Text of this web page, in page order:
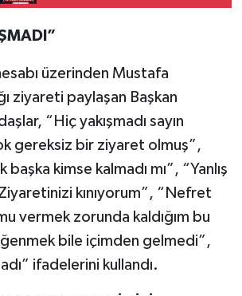
üzerinden Mustafa
ziyareti paylaşan Başkan
“Hiç yakışmadı sayın
gereksiz bir ziyaret olmuş”,
kimse kalmadı mı”, “Yanlış
kınıyorum”, “Nefret
vermek zorunda kaldığım bu
bile içimden gelmedi”,
ifadelerini kullandı.